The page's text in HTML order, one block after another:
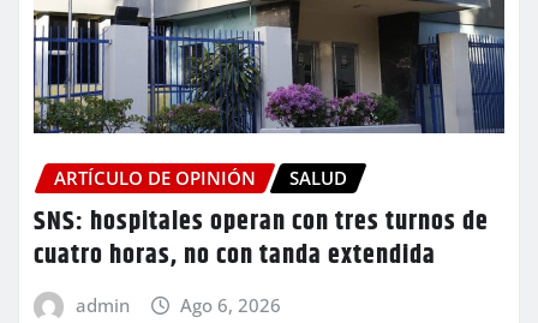
ARTÍCULO DE OPINIÓN SALUD
SNS: hospitales operan con tres turnos de
cuatro horas, no con tanda extendida
admin Ago 6, 2026